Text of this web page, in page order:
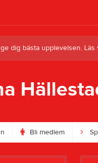
dig bästa upplevelsen. Läs
Bli medlem